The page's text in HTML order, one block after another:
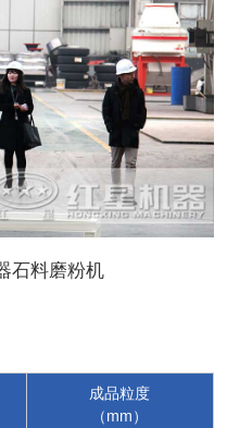
石料磨粉机
成品粒度
（mm）